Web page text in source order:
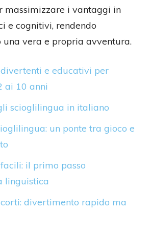
massimizzare i vantaggi in
e cognitivi, rendendo
una vera e propria avventura.
e educativi per
ai 10 anni
scioglilingua in italiano
un ponte tra gioco e
il primo passo
linguistica
divertimento rapido ma